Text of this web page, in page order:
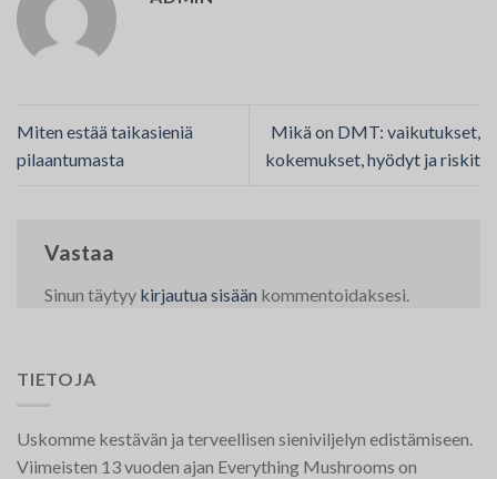
Miten estää taikasieniä
pilaantumasta
Mikä on DMT: vaikutukset,
kokemukset, hyödyt ja riskit
Vastaa
Sinun täytyy kirjautua sisään kommentoidaksesi.
TIETOJA
Uskomme kestävän ja terveellisen sieniviljelyn edistämiseen.
Viimeisten 13 vuoden ajan Everything Mushrooms on